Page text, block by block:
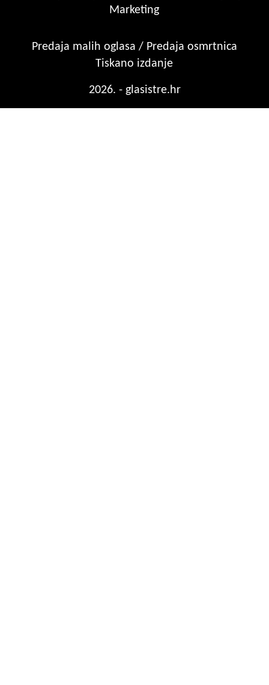
Marketing
Predaja malih oglasa / Predaja osmrtnica
Tiskano izdanje
2026. - glasistre.hr